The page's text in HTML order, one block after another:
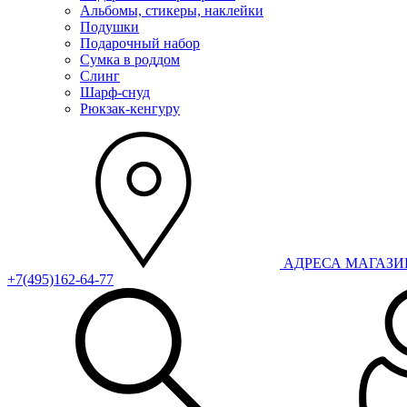
Альбомы, стикеры, наклейки
Подушки
Подарочный набор
Сумка в роддом
Слинг
Шарф-снуд
Рюкзак-кенгуру
АДРЕСА
+7(495)162-64-77